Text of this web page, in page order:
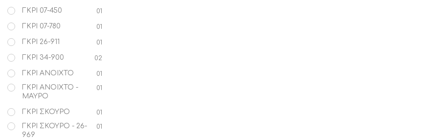
ΓΚΡΙ 07-450 01
ΓΚΡΙ 07-780 01
ΓΚΡΙ 26-911 01
ΓΚΡΙ 34-900 02
ΓΚΡΙ ΑΝΟΙΧΤΟ 01
ΓΚΡΙ ΑΝΟΙΧΤΟ -
ΜΑΥΡΟ
01
ΓΚΡΙ ΣΚΟΥΡΟ 01
ΓΚΡΙ ΣΚΟΥΡΟ - 26-
969
01